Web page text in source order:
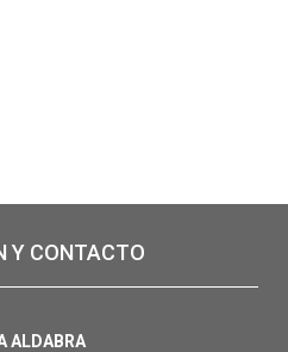
Y CONTACTO
ALDABRA